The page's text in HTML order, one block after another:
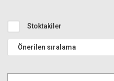
Stoktakiler